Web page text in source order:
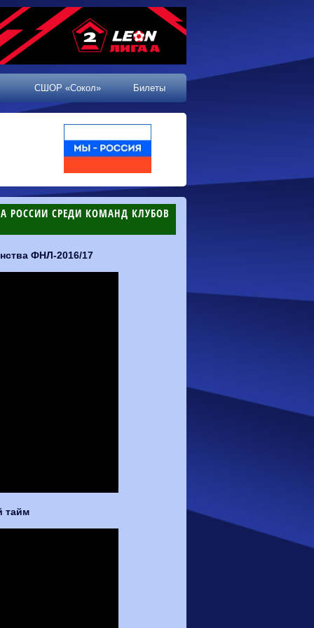
СШОР «Сокол» Билеты
РОССИИ СРЕДИ КОМАНД КЛУБОВ
ФНЛ-2016/17
тайм